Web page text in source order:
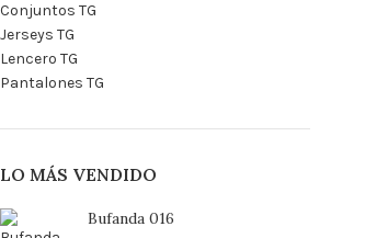
Conjuntos TG
Jerseys TG
Lencero TG
Pantalones TG
LO MÁS VENDIDO
Bufanda 016